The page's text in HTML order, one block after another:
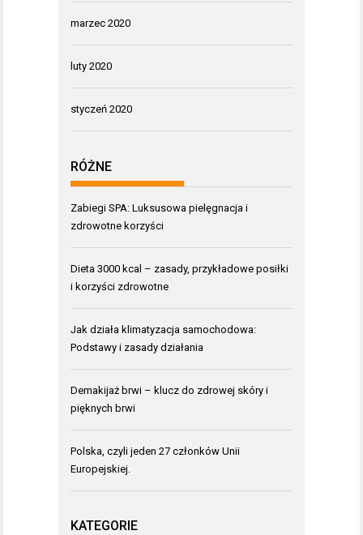
marzec 2020
luty 2020
styczeń 2020
RÓŻNE
Zabiegi SPA: Luksusowa pielęgnacja i
zdrowotne korzyści
Dieta 3000 kcal – zasady, przykładowe posiłki
i korzyści zdrowotne
Jak działa klimatyzacja samochodowa:
Podstawy i zasady działania
Demakijaż brwi – klucz do zdrowej skóry i
pięknych brwi
Polska, czyli jeden 27 członków Unii
Europejskiej.
KATEGORIE